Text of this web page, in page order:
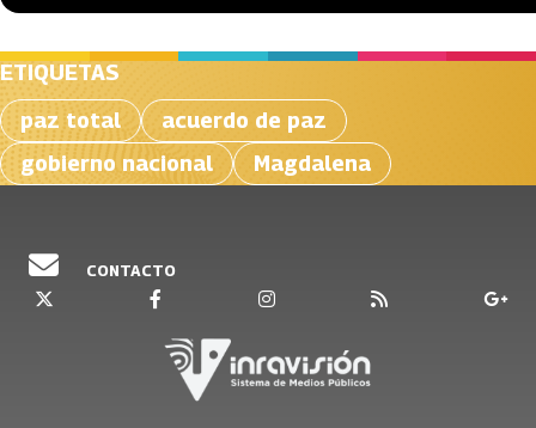
ETIQUETAS
paz total
acuerdo de paz
gobierno nacional
Magdalena
CONTACTO